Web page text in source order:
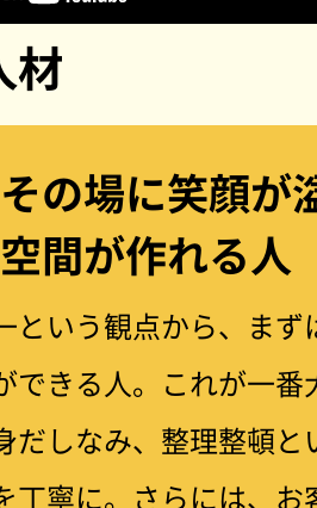
材
の場に笑顔が
間が作れる人
という観点から、まず
できる人。これが一番
だしなみ、整理整頓と
丁寧に。さらには、お